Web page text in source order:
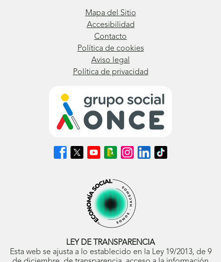
Mapa del Sitio
Accesibilidad
Contacto
Política de cookies
Aviso legal
Política de privacidad
Síguenos
en
Síguenos
en
ventana
nueva)
Síguenos
en
abrirá
en
ventana
nueva)
Síguenos
en
Blog
ONCE
(se
abrirá
en
ventana
Síguenos
en
abrirá
en
ventana
nueva)
Síguenos
en
Síguenos
en
LEY DE TRANSPARENCIA
Esta web se ajusta a lo establecido en la Ley 19/2013, de 9